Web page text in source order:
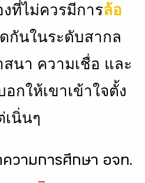
ที่ไม่ควรมีการล้อ
กันในระดับสากล
สนา ความเชื่อ และ
อกให้เขาเข้าใจตั้ง
เนิ่นๆ
ความการศึกษา อจท.